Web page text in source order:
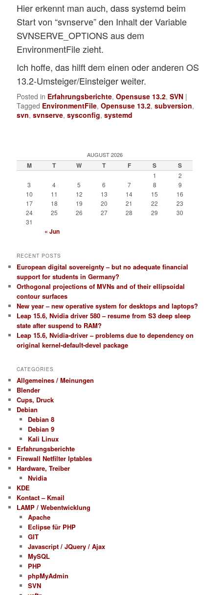
Hier erkennt man auch, dass systemd beim
Start von “svnserve” den Inhalt der Variable
SVNSERVE_OPTIONS aus dem
EnvironmentFile zieht.
Ich hoffe, das hilft dem einen oder anderen OS
13.2-Umsteiger/Einsteiger weiter.
Posted in Erfahrungsberichte,Opensuse 13.2,SVN |
Tagged EnvironmentFile,Opensuse 13.2,subversion,
svn,svnserve,sysconfig,systemd
AUGUST 2026
M T W T F S S
1
2
3
4 5 6 7 8
9
10
11 12 13 14 15
16
17
18 19 20 21 22
23
24
25 26 27 28 29
30
31
« Jun
RECENT POSTS
European digital sovereignty – but no adequate financial
support for students in Germany?
Orthogonal projections of MVNs and of their ellipsoidal
contour surfaces
New year – new operative system for desktops and laptops?
Leap 15.6, Nvidia driver 580 – resume from S3 deep sleep
state after suspend to RAM?
Leap 15.6, Nvidia-driver – problems due to dependency on
original kernel-default-devel package
CATEGORIES
Allgemeines / Meinungen
Blender
Cups, Druck
Debian
Debian 8
Debian 9
Kali Linux
Erfahrungsberichte
Firewall Netfilter Iptables
Hardware, Treiber
Nvidia
KDE
Kontact – Kmail
LAMP / Webentwicklung
Apache
Eclipse für PHP
GIT
Javascript / JQuery / Ajax
MySQL
PHP
phpMyAdmin
SVN